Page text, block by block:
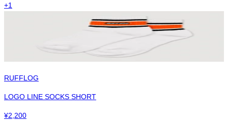
+1
RUFFLOG
LOGO LINE SOCKS SHORT
¥2,200